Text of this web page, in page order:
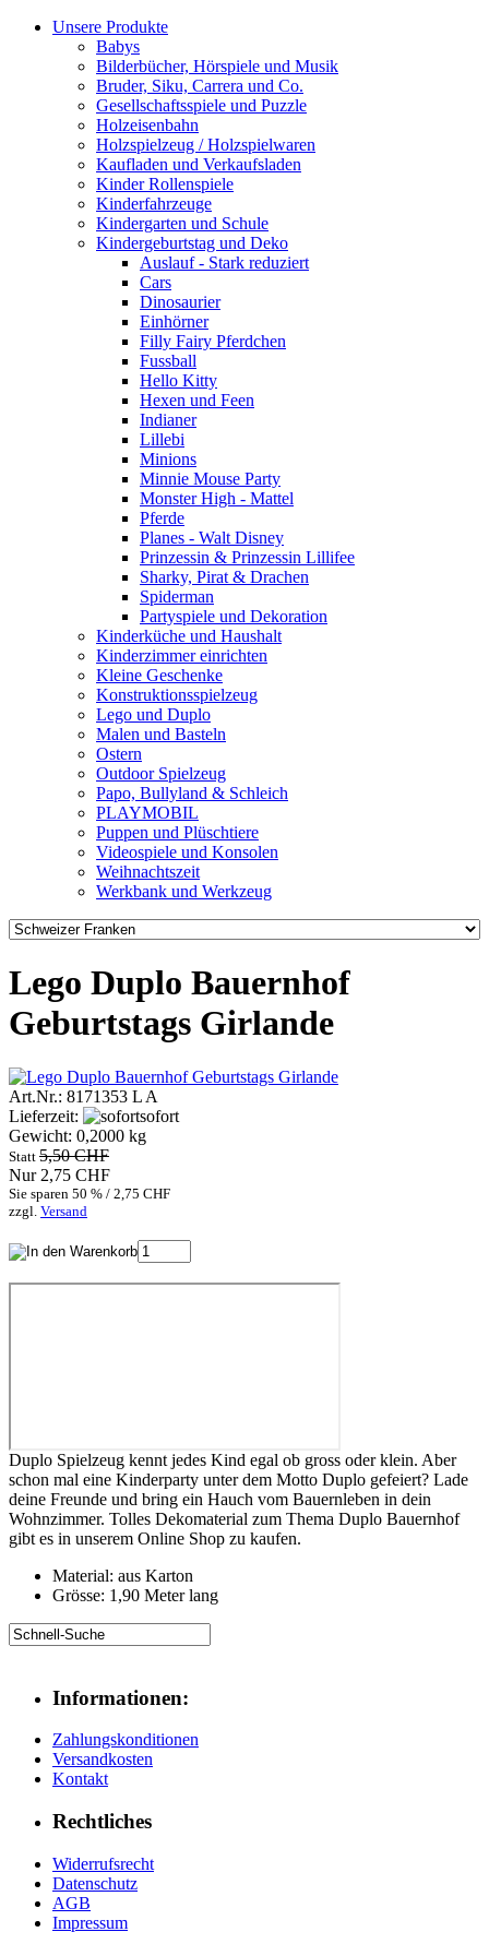
Unsere Produkte
Babys
Bilderbücher, Hörspiele und Musik
Bruder, Siku, Carrera und Co.
Gesellschaftsspiele und Puzzle
Holzeisenbahn
Holzspielzeug / Holzspielwaren
Kaufladen und Verkaufsladen
Kinder Rollenspiele
Kinderfahrzeuge
Kindergarten und Schule
Kindergeburtstag und Deko
Auslauf - Stark reduziert
Cars
Dinosaurier
Einhörner
Filly Fairy Pferdchen
Fussball
Hello Kitty
Hexen und Feen
Indianer
Lillebi
Minions
Minnie Mouse Party
Monster High - Mattel
Pferde
Planes - Walt Disney
Prinzessin & Prinzessin Lillifee
Sharky, Pirat & Drachen
Spiderman
Partyspiele und Dekoration
Kinderküche und Haushalt
Kinderzimmer einrichten
Kleine Geschenke
Konstruktionsspielzeug
Lego und Duplo
Malen und Basteln
Ostern
Outdoor Spielzeug
Papo, Bullyland & Schleich
PLAYMOBIL
Puppen und Plüschtiere
Videospiele und Konsolen
Weihnachtszeit
Werkbank und Werkzeug
Lego Duplo Bauernhof
Geburtstags Girlande
Art.Nr.: 8171353 L A
Lieferzeit:
sofort
Gewicht: 0,2000 kg
Statt 5,50 CHF
Nur 2,75 CHF
Sie sparen 50 % / 2,75 CHF
zzgl. Versand
Duplo Spielzeug kennt jedes Kind egal ob gross oder klein. Aber
schon mal eine Kinderparty unter dem Motto Duplo gefeiert? Lade
deine Freunde und bring ein Hauch vom Bauernleben in dein
Wohnzimmer. Tolles Dekomaterial zum Thema Duplo Bauernhof
gibt es in unserem Online Shop zu kaufen.
Material: aus Karton
Grösse: 1,90 Meter lang
Informationen:
Zahlungskonditionen
Versandkosten
Kontakt
Rechtliches
Widerrufsrecht
Datenschutz
AGB
Impressum